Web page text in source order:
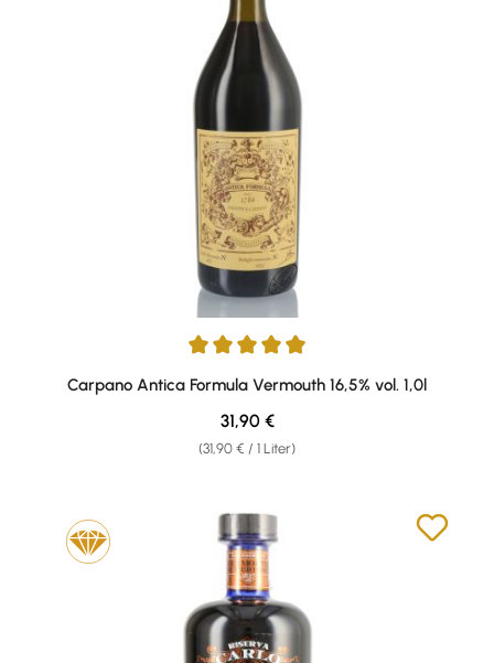
Durchschnittliche Bewertung von 4.96 von 5 Sternen
Carpano Antica Formula Vermouth 16,5% vol. 1,0l
(31,90 € / 1 Liter)
Regulärer Preis:
31,90 €